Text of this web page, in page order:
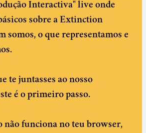
Interactiva" live onde
sobre a Extinction
somos, o que representamos e
te juntasses ao nosso
é o primeiro passo.
não funciona no teu browser,